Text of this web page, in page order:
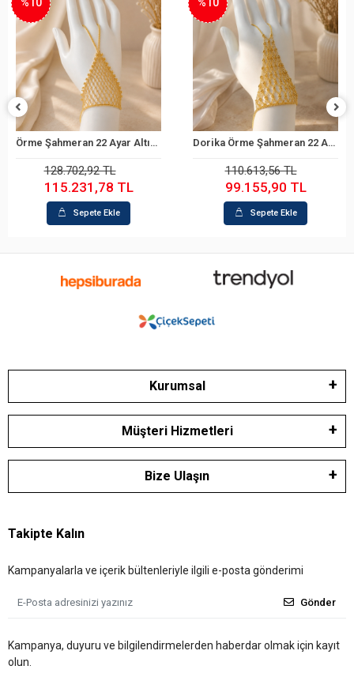
Sepete Ekle
Örme Şahmeran 22 Ayar Altın Bileklik
128.702,92 TL
115.231,78 TL
Sepete Ekle
Sepete Ekle
Dorika Örme Şahmeran 22 Ayar Altın Bileklik
110.613,56 TL
99.155,90 TL
Sepete Ekle
Kurumsal
Müşteri Hizmetleri
Bize Ulaşın
Takipte Kalın
Kampanyalarla ve içerik bültenleriyle ilgili e-posta gönderimi
Gönder
Kampanya, duyuru ve bilgilendirmelerden haberdar olmak için kayıt
olun.